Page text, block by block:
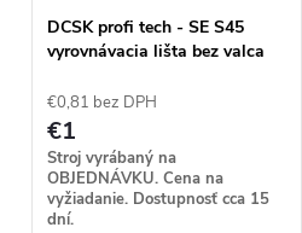
DCSK profi tech - SE S45
vyrovnávacia lišta bez valca
€0,81 bez DPH
€1
Stroj vyrábaný na
OBJEDNÁVKU. Cena na
vyžiadanie. Dostupnosť cca 15
dní.